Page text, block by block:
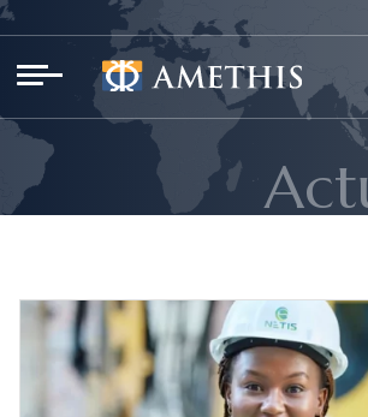
Panneau de gestion des cookies